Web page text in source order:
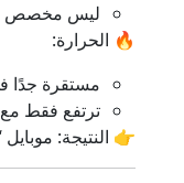
ليس مخصص
🔥 الحرارة:
مستقرة جدًا
ترتفع فقط
👉 النتيجة: